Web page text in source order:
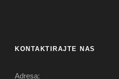
KONTAKTIRAJTE NAS
Adresa: